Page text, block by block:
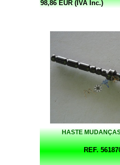
98,86 EUR (IVA Inc.)
HASTE
REF.